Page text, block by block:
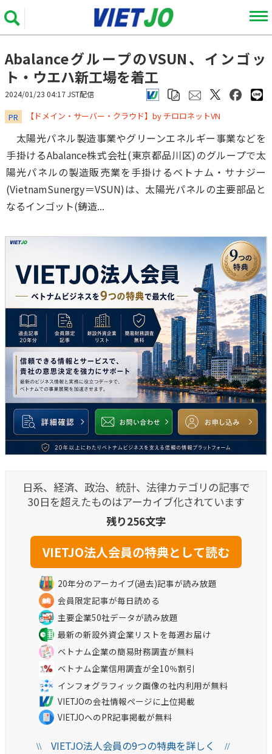
AbalanceグループのVSUN、インゴッ
ト・ウエハ新工場を着工
2024/01/23 04:17 JST配信
PR ​​​​​​​【ドメイン・サーバー・クラウド】by チロロネットVN
太陽光パネル製造事業やグリーンエネルギー事業などを
手掛けるAbalance株式会社(東京都品川区)のグループで太
陽光パネルの製造販売業を手掛けるベトナム・サナジー
(VietnamSunergy＝VSUN)は、太陽光パネルの主要部品と
なるインゴット(鋳造...
日系、経済、政治、統計、法律カテゴリの記事で
30日を超えたものはアーカイブ化されています
残り256文字
20年分のアーカイブ(過去)記事が読み放題
会員限定記事が毎日読める
主要企業50社データが読み放題
最新の新設外資企業リストを毎週お届け
ベトナム企業の簡易財務調査が無料
ベトナム企業信用調査が全10％割引
インフォグラフィック画像の社内利用が無料
VIETJOの会社情報ページに上位掲載
VIETJOへのPR記事掲載が無料
\\VIETJO法人会員の9つの特典を詳しく //